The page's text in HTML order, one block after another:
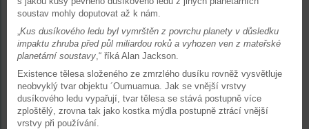
soustav mohly doputovat až k nám.
„Kus dusíkového ledu byl vymrštěn z povrchu planety v důsledku
impaktu zhruba před půl miliardou roků a vyhozen ven z mateřské
planetární soustavy,“ říká Alan Jackson.
Existence tělesa složeného ze zmrzlého dusíku rovněž vysvětluje
neobvyklý tvar objektu ´Oumuamua. Jak se vnější vrstvy
dusíkového ledu vypařují, tvar tělesa se stává postupně více
zploštělý, zrovna tak jako kostka mýdla postupně ztrácí vnější
vrstvy při používání.